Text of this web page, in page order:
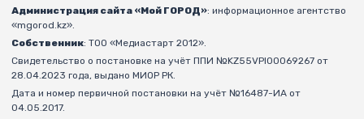
Администрация сайта «Мой ГОРОД»: информационное агентство
«mgorod.kz».
Собственник: ТОО «Медиастарт 2012».
Свидетельство о постановке на учёт ППИ №KZ55VPI00069267 от
28.04.2023 года, выдано МИОР РК.
Дата и номер первичной постановки на учёт №16487-ИА от
04.05.2017.